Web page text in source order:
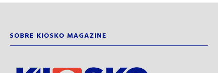
SOBRE KIOSKO MAGAZINE